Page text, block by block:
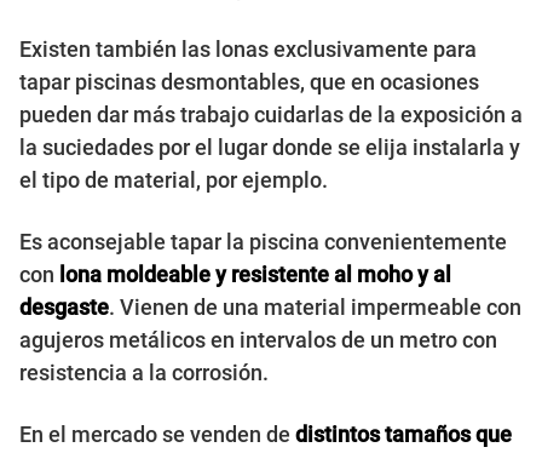
Existen también las lonas exclusivamente para
tapar piscinas desmontables, que en ocasiones
pueden dar más trabajo cuidarlas de la exposición a
la suciedades por el lugar donde se elija instalarla y
el tipo de material, por ejemplo.
Es aconsejable tapar la piscina convenientemente
con lona moldeable y resistente al moho y al
desgaste. Vienen de una material impermeable con
agujeros metálicos en intervalos de un metro con
resistencia a la corrosión.
En el mercado se venden de distintos tamaños que